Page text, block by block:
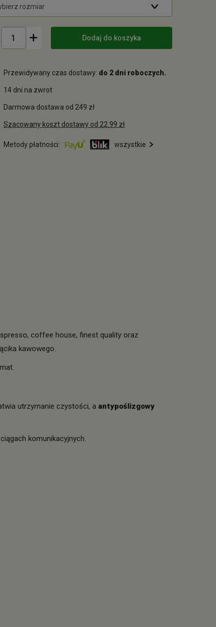
rozmiar
Dodaj do koszyka
Przewidywany czas dostawy: do 2 dni roboczych.
14 dni na zwrot
Darmowa dostawa od 249 zł
Szacowany koszt dostawy od 22.99 zł
Metody płatności: wszystkie
coffee house, finest quality oraz
kawowego.
utrzymanie czystości, a antypoślizgowy
komunikacyjnych.